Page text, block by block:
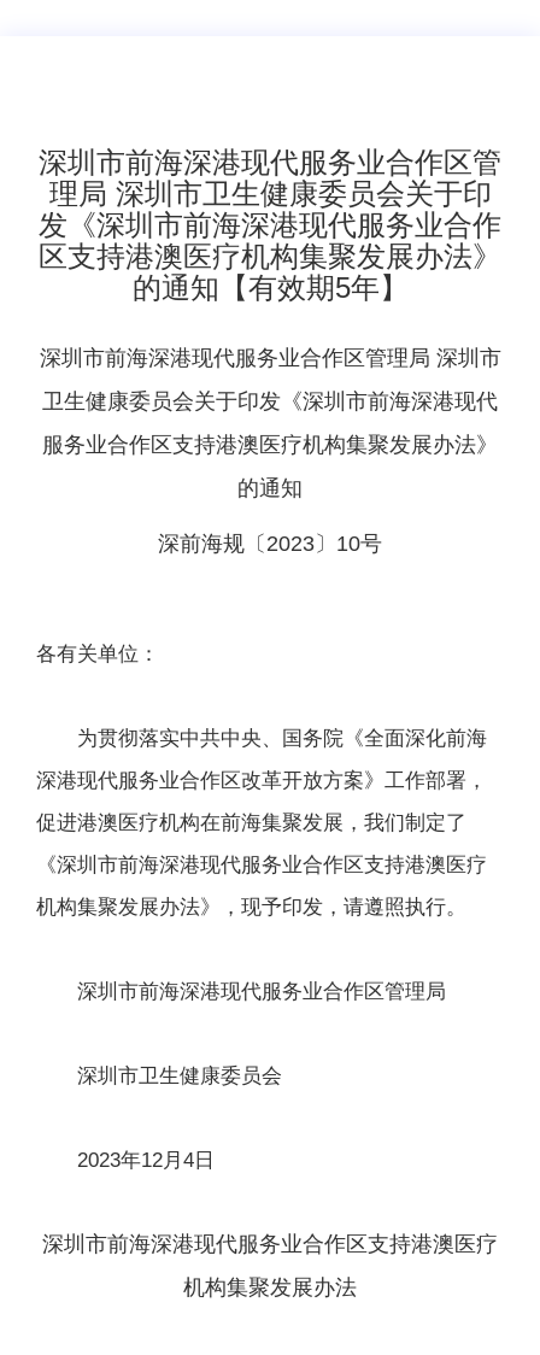
深圳市前海深港现代服务业合作区管
理局 深圳市卫生健康委员会关于印
发《深圳市前海深港现代服务业合作
区支持港澳医疗机构集聚发展办法》
的通知【有效期5年】
深圳市前海深港现代服务业合作区管理局 深圳市
卫生健康委员会关于印发《深圳市前海深港现代
服务业合作区支持港澳医疗机构集聚发展办法》
的通知
深前海规〔2023〕10号
各有关单位：
为贯彻落实中共中央、国务院《全面深化前海
深港现代服务业合作区改革开放方案》工作部署，
促进港澳医疗机构在前海集聚发展，我们制定了
《深圳市前海深港现代服务业合作区支持港澳医疗
机构集聚发展办法》，现予印发，请遵照执行。
深圳市前海深港现代服务业合作区管理局
深圳市卫生健康委员会
2023年12月4日
深圳市前海深港现代服务业合作区支持港澳医疗
机构集聚发展办法